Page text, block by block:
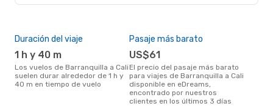
Duración del viaje
1 h y 40 m
Los vuelos de Barranquilla a Cali
suelen durar alrededor de 1 h y
40 m en tiempo de vuelo
Pasaje más barato
US$61
El precio del pasaje más barato
para viajes de Barranquilla a Cali
disponible en eDreams,
encontrado por nuestros
clientes en los últimos 3 días